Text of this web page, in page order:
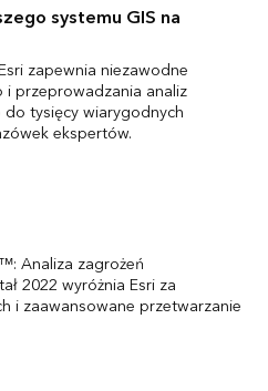
systemu GIS na
zapewnia niezawodne
przeprowadzania analiz
tysięcy wiarygodnych
ekspertów.
Analiza zagrożeń
2022 wyróżnia Esri za
i zaawansowane przetwarzanie